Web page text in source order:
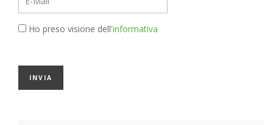
Ho preso visione dell'informativa